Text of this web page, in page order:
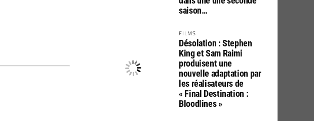
saison…
FILMS
Désolation : Stephen
King et Sam Raimi
produisent une
nouvelle adaptation par
les réalisateurs de
« Final Destination :
Bloodlines »